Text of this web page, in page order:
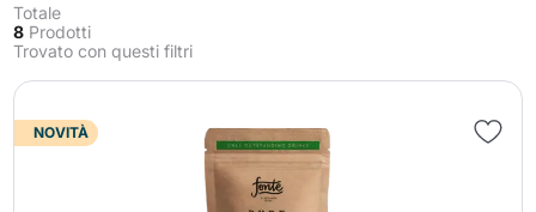
Totale
8 Prodotti
Trovato con questi filtri
NOVITÀ